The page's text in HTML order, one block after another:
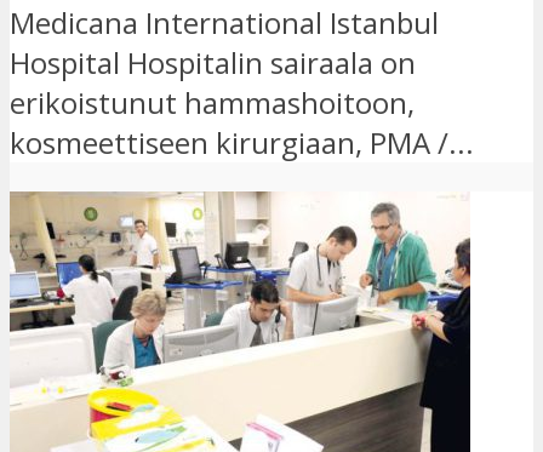
Medicana International Istanbul
Hospital Hospitalin sairaala on
erikoistunut hammashoitoon,
kosmeettiseen kirurgiaan, PMA /...